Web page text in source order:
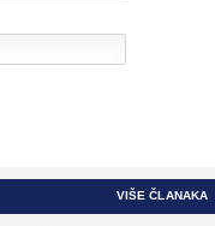
VIŠE ČLANAKA